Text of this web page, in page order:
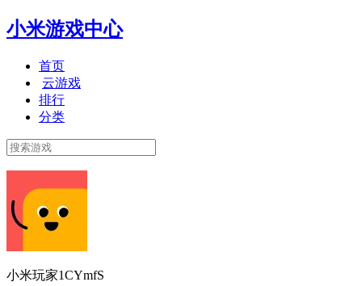
小米游戏中心
首页
云游戏
排行
分类
小米玩家1CYmfS